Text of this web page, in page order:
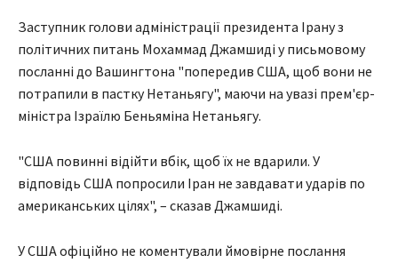
Заступник голови адміністрації президента Ірану з
політичних питань Мохаммад Джамшиді у письмовому
посланні до Вашингтона "попередив США, щоб вони не
потрапили в пастку Нетаньягу", маючи на увазі прем'єр-
міністра Ізраїлю Беньяміна Нетаньягу.
"США повинні відійти вбік, щоб їх не вдарили. У
відповідь США попросили Іран не завдавати ударів по
американських цілях", – сказав Джамшиді.
У США офіційно не коментували ймовірне послання